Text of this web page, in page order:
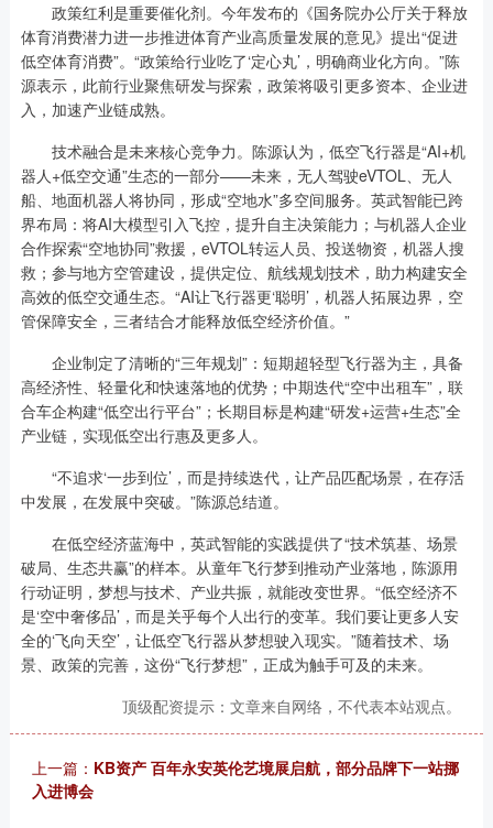
政策红利是重要催化剂。今年发布的《国务院办公厅关于释放
体育消费潜力进一步推进体育产业高质量发展的意见》提出“促进
低空体育消费”。“政策给行业吃了‘定心丸’，明确商业化方向。”陈
源表示，此前行业聚焦研发与探索，政策将吸引更多资本、企业进
入，加速产业链成熟。
技术融合是未来核心竞争力。陈源认为，低空飞行器是“AI+机
器人+低空交通”生态的一部分——未来，无人驾驶eVTOL、无人
船、地面机器人将协同，形成“空地水”多空间服务。英武智能已跨
界布局：将AI大模型引入飞控，提升自主决策能力；与机器人企业
合作探索“空地协同”救援，eVTOL转运人员、投送物资，机器人搜
救；参与地方空管建设，提供定位、航线规划技术，助力构建安全
高效的低空交通生态。“AI让飞行器更‘聪明’，机器人拓展边界，空
管保障安全，三者结合才能释放低空经济价值。”
企业制定了清晰的“三年规划”：短期超轻型飞行器为主，具备
高经济性、轻量化和快速落地的优势；中期迭代“空中出租车”，联
合车企构建“低空出行平台”；长期目标是构建“研发+运营+生态”全
产业链，实现低空出行惠及更多人。
“不追求‘一步到位’，而是持续迭代，让产品匹配场景，在存活
中发展，在发展中突破。”陈源总结道。
在低空经济蓝海中，英武智能的实践提供了“技术筑基、场景
破局、生态共赢”的样本。从童年飞行梦到推动产业落地，陈源用
行动证明，梦想与技术、产业共振，就能改变世界。“低空经济不
是‘空中奢侈品’，而是关乎每个人出行的变革。我们要让更多人安
全的‘飞向天空’，让低空飞行器从梦想驶入现实。”随着技术、场
景、政策的完善，这份“飞行梦想”，正成为触手可及的未来。
顶级配资提示：文章来自网络，不代表本站观点。
上一篇： KB资产 百年永安英伦艺境展启航，部分品牌下一站挪
入进博会